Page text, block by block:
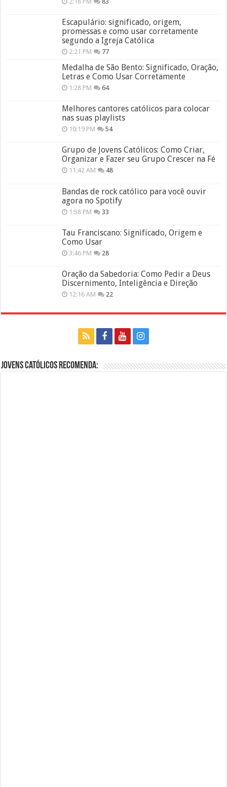
Escapulário: significado, origem,
promessas e como usar corretamente
segundo a Igreja Católica
2:21 PM 77
Medalha de São Bento: Significado, Oração,
Letras e Como Usar Corretamente
1:28 PM 64
Melhores cantores católicos para colocar
nas suas playlists
10:19 PM 54
Grupo de Jovens Católicos: Como Criar,
Organizar e Fazer seu Grupo Crescer na Fé
11:42 AM 48
Bandas de rock católico para você ouvir
agora no Spotify
1:58 PM 33
Tau Franciscano: Significado, Origem e
Como Usar
3:46 PM 28
Oração da Sabedoria: Como Pedir a Deus
Discernimento, Inteligência e Direção
12:16 AM 22
Jovens Católicos Recomenda: